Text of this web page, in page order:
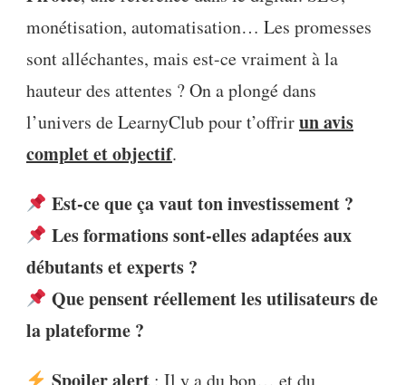
monétisation, automatisation… Les promesses
sont alléchantes, mais est-ce vraiment à la
hauteur des attentes ? On a plongé dans
l’univers de LearnyClub pour t’offrirun avis
complet et objectif.
Est-ce que ça vaut ton investissement ?
Les formations sont-elles adaptées aux
débutants et experts ?
Que pensent réellement les utilisateurs de
la plateforme ?
: Il y a du bon… et du